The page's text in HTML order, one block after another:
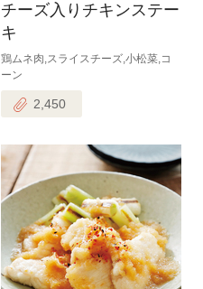
チーズ入りチキンステー
キ
鶏ムネ肉,スライスチーズ,小松菜,コ
ーン
2,450